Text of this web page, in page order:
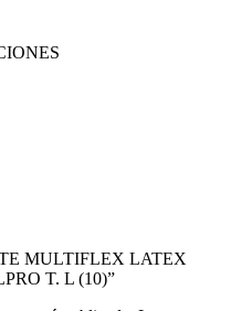
MULTIFLEX LATEX
T. L (10)”